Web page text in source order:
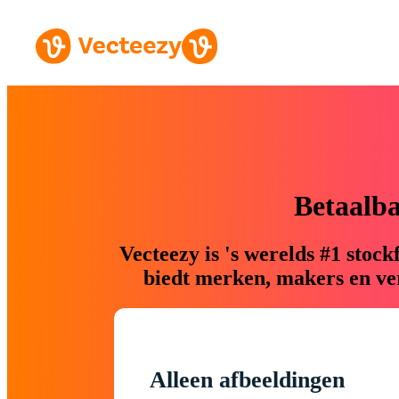
Vecteezy is 's werelds #1
biedt merken, makers en
Alleen afbeeldingen